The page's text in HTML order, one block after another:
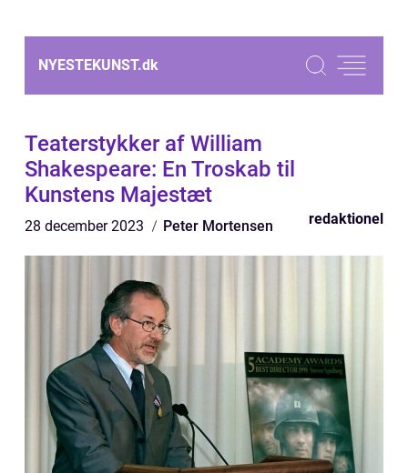
NYESTEKUNST.dk
Teaterstykker af William
Shakespeare: En Troskab til
Kunstens Majestæt
28 december 2023 Peter Mortensen redaktionel